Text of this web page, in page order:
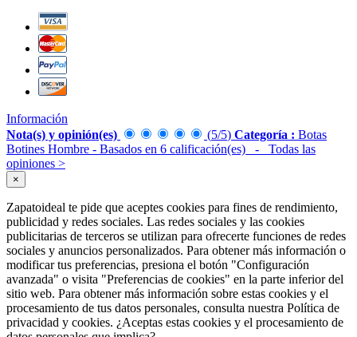
Información
Nota(s) y opinión(es)
(5/5) Categoría : Botas
Botines Hombre - Basados en 6 calificación(es)
- Todas las
opiniones >
×
Zapatoideal te pide que aceptes cookies para fines de rendimiento,
publicidad y redes sociales. Las redes sociales y las cookies
publicitarias de terceros se utilizan para ofrecerte funciones de redes
sociales y anuncios personalizados. Para obtener más información o
modificar tus preferencias, presiona el botón "Configuración
avanzada" o visita "Preferencias de cookies" en la parte inferior del
sitio web. Para obtener más información sobre estas cookies y el
procesamiento de tus datos personales, consulta nuestra Política de
privacidad y cookies. ¿Aceptas estas cookies y el procesamiento de